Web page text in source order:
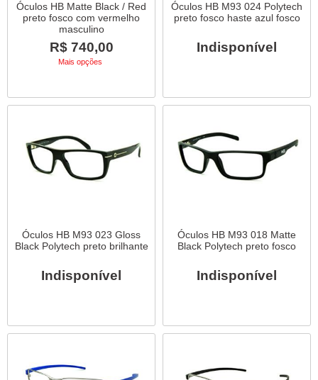
Óculos HB Matte Black / Red
preto fosco com vermelho
masculino
R$ 740,00
Mais opções
Óculos HB M93 024 Polytech
preto fosco haste azul fosco
Indisponível
Óculos HB M93 023 Gloss
Black Polytech preto brilhante
Indisponível
Óculos HB M93 018 Matte
Black Polytech preto fosco
Indisponível